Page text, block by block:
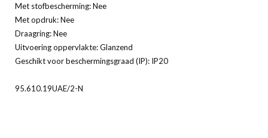
Met stofbescherming: Nee
Met opdruk: Nee
Draagring: Nee
Uitvoering oppervlakte: Glanzend
Geschikt voor beschermingsgraad (IP): IP20
95.610.19UAE/2-N